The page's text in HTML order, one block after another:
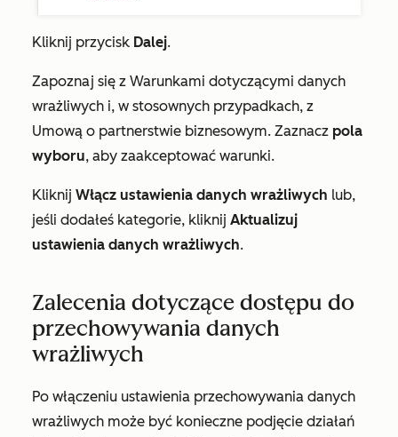
Kliknij przycisk Dalej.
Zapoznaj się z Warunkami dotyczącymi danych
wrażliwych i, w stosownych przypadkach, z
Umową o partnerstwie biznesowym. Zaznacz pola
wyboru, aby zaakceptować warunki.
Kliknij Włącz ustawienia danych wrażliwych lub,
jeśli dodałeś kategorie, kliknij Aktualizuj
ustawienia danych wrażliwych.
Zalecenia dotyczące dostępu do
przechowywania danych
wrażliwych
Po włączeniu ustawienia przechowywania danych
wrażliwych może być konieczne podjęcie działań